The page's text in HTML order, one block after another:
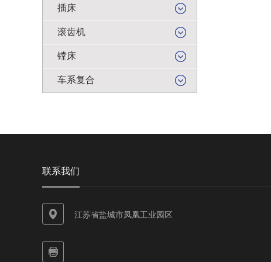
插床
滚齿机
镗床
车系复合
联系我们
江苏省盐城市凤凰工业园区